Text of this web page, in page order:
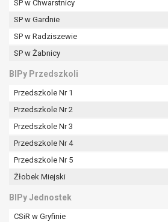
SP w Chwarstnicy
SP w Gardnie
SP w Radziszewie
SP w Żabnicy
BIPy Przedszkoli
Przedszkole Nr 1
Przedszkole Nr 2
Przedszkole Nr 3
Przedszkole Nr 4
Przedszkole Nr 5
Żłobek Miejski
BIPy Jednostek
CSiR w Gryfinie